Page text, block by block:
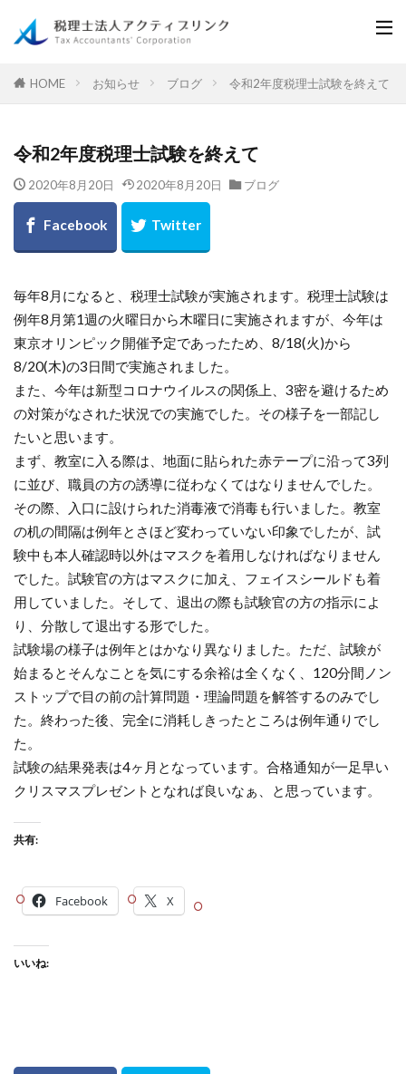
HOME お知らせ ブログ 令和2年度税理士試験を終えて
令和2年度税理士試験を終えて
2020年8月20日 2020年8月20日 ブログ
毎年8月になると、税理士試験が実施されます。税理士試験は
例年8月第1週の火曜日から木曜日に実施されますが、今年は
東京オリンピック開催予定であったため、8/18(火)から
8/20(木)の3日間で実施されました。
また、今年は新型コロナウイルスの関係上、3密を避けるため
の対策がなされた状況での実施でした。その様子を一部記し
たいと思います。
まず、教室に入る際は、地面に貼られた赤テープに沿って3列
に並び、職員の方の誘導に従わなくてはなりませんでした。
その際、入口に設けられた消毒液で消毒も行いました。教室
の机の間隔は例年とさほど変わっていない印象でしたが、試
験中も本人確認時以外はマスクを着用しなければなりません
でした。試験官の方はマスクに加え、フェイスシールドも着
用していました。そして、退出の際も試験官の方の指示によ
り、分散して退出する形でした。
試験場の様子は例年とはかなり異なりました。ただ、試験が
始まるとそんなことを気にする余裕は全くなく、120分間ノン
ストップで目の前の計算問題・理論問題を解答するのみでし
た。終わった後、完全に消耗しきったところは例年通りでし
た。
試験の結果発表は4ヶ月となっています。合格通知が一足早い
クリスマスプレゼントとなれば良いなぁ、と思っています。
共有:
Facebook X
いいね: